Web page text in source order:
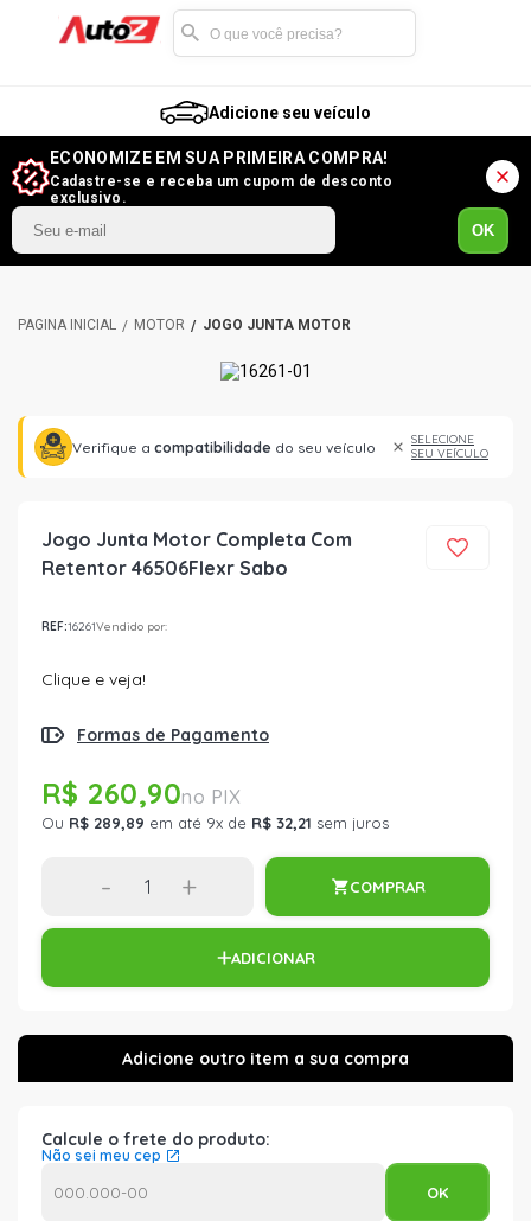
Adicione seu veículo
ECONOMIZE EM SUA PRIMEIRA COMPRA!
Cadastre-se e receba um cupom de desconto
exclusivo.
OK
MOTOR JOGO JUNTA MOTOR
Verifique a compatibilidade do seu veículo
SELECIONE
SEU VEÍCULO
Jogo Junta Motor Completa Com
Retentor 46506Flexr Sabo
REF:16261Vendido por:
Clique e veja!
Formas de Pagamento
R$ 260,90
Ou R$ 289,89 em até 9x de R$ 32,21 sem juros
- + COMPRAR
ADICIONAR
Calcule o frete do produto:
Não sei meu cep